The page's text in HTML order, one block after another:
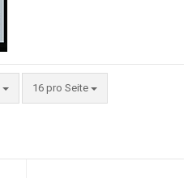
16 pro Seite